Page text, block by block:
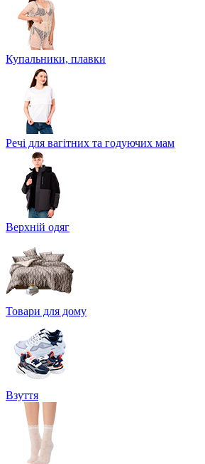
Купальники, плавки
Речі для вагітних та годуючих мам
Верхній одяг
Товари для дому
Взуття